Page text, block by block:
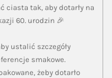
ciasta tak, aby dotarły na
60. urodzin 🎉
ustalić szczegóły
smakowe.
żeby dotarło